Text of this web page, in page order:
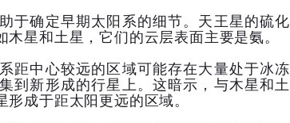
于确定早期太阳系的细节。天王星的硫化
星和土星，它们的云层表面主要是氨。
距中心较远的区域可能存在大量处于冰冻
到新形成的行星上。这暗示，与木星和土
成于距太阳更远的区域。